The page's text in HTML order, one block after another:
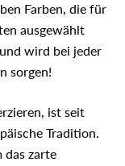
Farben, die für
ausgewählt
wird bei jeder
sorgen!
ist seit
Tradition.
das zarte